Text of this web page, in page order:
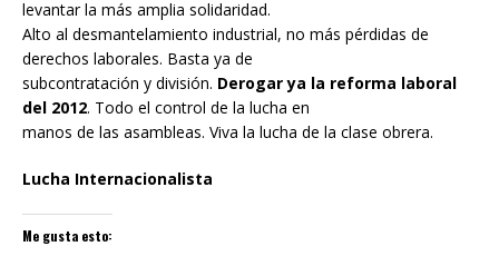
levantar la más amplia solidaridad.
Alto al desmantelamiento industrial, no más pérdidas de
derechos laborales. Basta ya de
subcontratación y división. Derogar ya la reforma laboral
del 2012. Todo el control de la lucha en
manos de las asambleas. Viva la lucha de la clase obrera.
Lucha Internacionalista
Me gusta esto: